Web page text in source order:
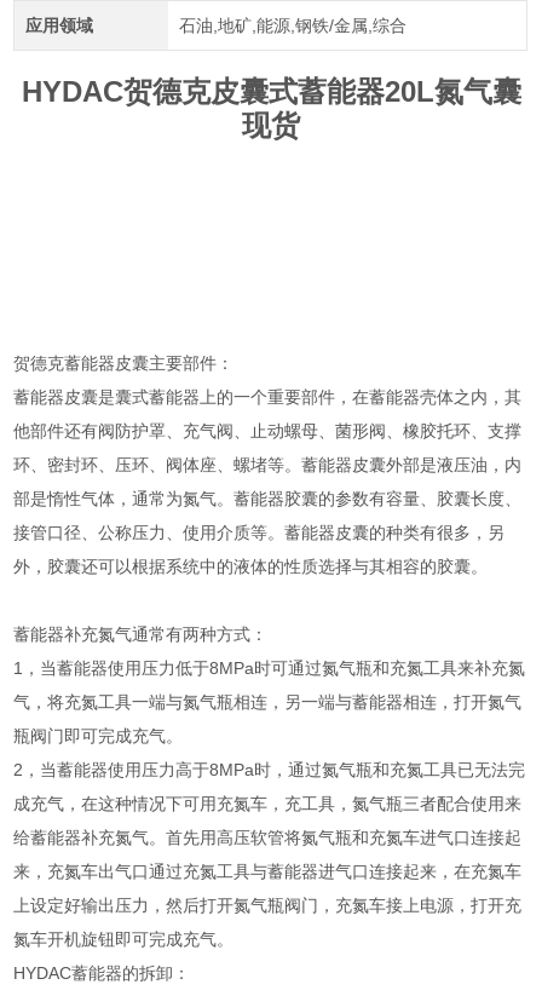
应用领域 石油,地矿,能源,钢铁/金属,综合
HYDAC贺德克皮囊式蓄能器20L氮气囊
现货
贺德克蓄能器皮囊主要部件：
蓄能器皮囊是囊式蓄能器上的一个重要部件，在蓄能器壳体之内，其
他部件还有阀防护罩、充气阀、止动螺母、菌形阀、橡胶托环、支撑
环、密封环、压环、阀体座、螺堵等。蓄能器皮囊外部是液压油，内
部是惰性气体，通常为氮气。蓄能器胶囊的参数有容量、胶囊长度、
接管口径、公称压力、使用介质等。蓄能器皮囊的种类有很多，另
外，胶囊还可以根据系统中的液体的性质选择与其相容的胶囊。
蓄能器补充氮气通常有两种方式：
1，当蓄能器使用压力低于8MPa时可通过氮气瓶和充氮工具来补充氮
气，将充氮工具一端与氮气瓶相连，另一端与蓄能器相连，打开氮气
瓶阀门即可完成充气。
2，当蓄能器使用压力高于8MPa时，通过氮气瓶和充氮工具已无法完
成充气，在这种情况下可用充氮车，充工具，氮气瓶三者配合使用来
给蓄能器补充氮气。首先用高压软管将氮气瓶和充氮车进气口连接起
来，充氮车出气口通过充氮工具与蓄能器进气口连接起来，在充氮车
上设定好输出压力，然后打开氮气瓶阀门，充氮车接上电源，打开充
氮车开机旋钮即可完成充气。
HYDAC蓄能器的拆卸：